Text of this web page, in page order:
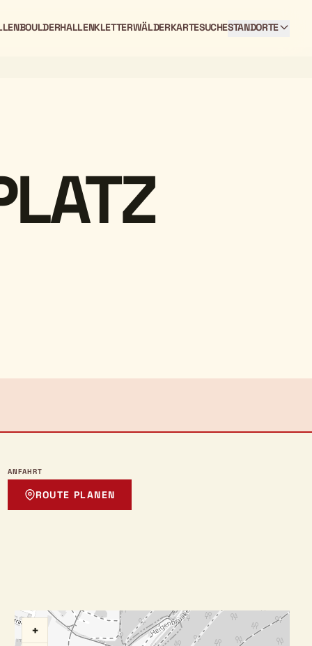
BOULDERHALLENKLETTERWÄLDERKARTESUCHESTANDORTE
ANFAHRT
ROUTE PLANEN
+